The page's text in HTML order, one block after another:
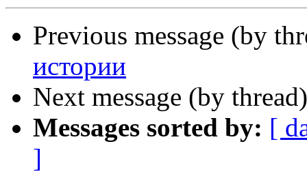
Previous message (by
истории
Next message (by
Messages sorted by: [
]